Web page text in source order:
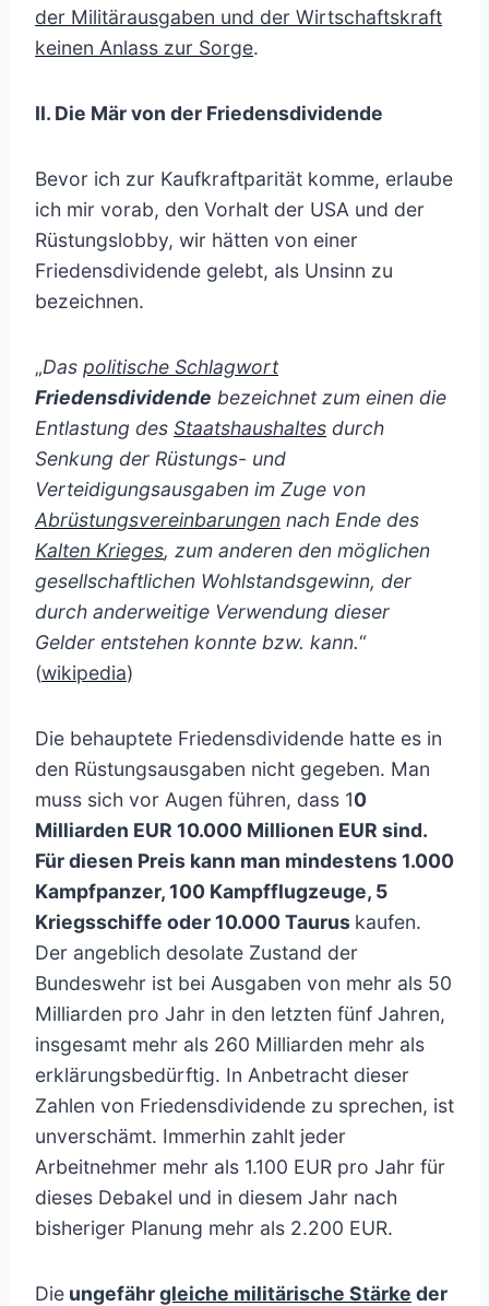
der Militärausgaben und der Wirtschaftskraft
keinen Anlass zur Sorge.
II. Die Mär von der Friedensdividende
Bevor ich zur Kaufkraftparität komme, erlaube
ich mir vorab, den Vorhalt der USA und der
Rüstungslobby, wir hätten von einer
Friedensdividende gelebt, als Unsinn zu
bezeichnen.
„Das politische Schlagwort
Friedensdividende bezeichnet zum einen die
Entlastung des Staatshaushaltes durch
Senkung der Rüstungs- und
Verteidigungsausgaben im Zuge von
Abrüstungsvereinbarungen nach Ende des
Kalten Krieges, zum anderen den möglichen
gesellschaftlichen Wohlstandsgewinn, der
durch anderweitige Verwendung dieser
Gelder entstehen konnte bzw. kann.“
(wikipedia)
Die behauptete Friedensdividende hatte es in
den Rüstungsausgaben nicht gegeben. Man
muss sich vor Augen führen, dass 10
Milliarden EUR 10.000 Millionen EUR sind.
Für diesen Preis kann man mindestens 1.000
Kampfpanzer, 100 Kampfflugzeuge, 5
Kriegsschiffe oder 10.000 Taurus kaufen.
Der angeblich desolate Zustand der
Bundeswehr ist bei Ausgaben von mehr als 50
Milliarden pro Jahr in den letzten fünf Jahren,
insgesamt mehr als 260 Milliarden mehr als
erklärungsbedürftig. In Anbetracht dieser
Zahlen von Friedensdividende zu sprechen, ist
unverschämt. Immerhin zahlt jeder
Arbeitnehmer mehr als 1.100 EUR pro Jahr für
dieses Debakel und in diesem Jahr nach
bisheriger Planung mehr als 2.200 EUR.
Die ungefährgleiche militärische Stärke der